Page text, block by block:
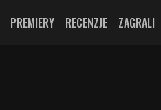
PREMIERY RECENZJE ZAGRALI